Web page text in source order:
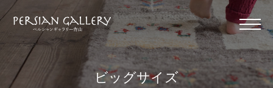
ビッグサイズ